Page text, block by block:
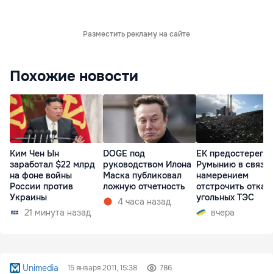
Разместить рекламу на сайте
Похожие новости
Ким Чен Ын
заработал $22 млрд
на фоне войны
России против
Украины
21 минута назад
DOGE под
руководством Илона
Маска публиковал
ложную отчетность
4 часа назад
ЕК предостерегла
Румынию в связи
намерением
отстрочить отказ
угольных ТЭС
вчера
Unimedia 15 января 2011, 15:38 786